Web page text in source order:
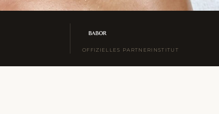
OFFIZIELLES PARTNERINSTITUT